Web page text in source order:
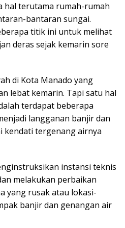
hal terutama rumah-rumah
bantaran sungai.
titik ini untuk melihat
deras sejak kemarin sore
di Kota Manado yang
lebat kemarin. Tapi satu hal
terdapat beberapa
langganan banjir dan
kendati tergenang airnya
instansi teknis
melakukan perbaikan
yang rusak atau lokasi-
banjir dan genangan air